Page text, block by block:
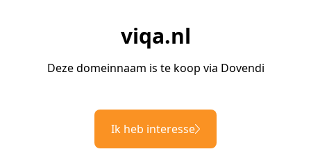
viqa.nl
Deze domeinnaam is te koop via Dovendi
Ik heb interesse